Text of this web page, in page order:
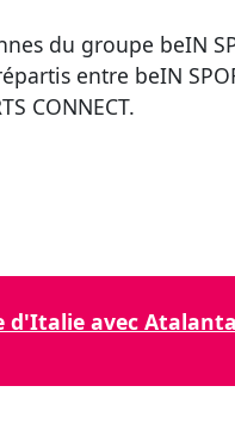
du groupe beIN
entre beIN
CONNECT.
avec